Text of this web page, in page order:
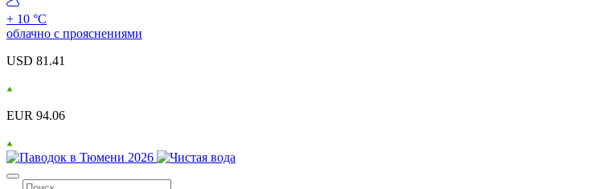
+ 10 °С
облачно с прояснениями
USD 81.41
EUR 94.06